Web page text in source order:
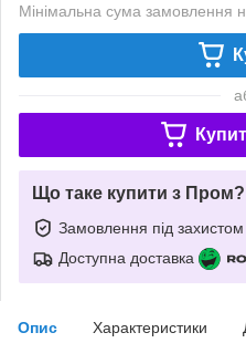
Мінімальна сума замовлення
Що таке купити з Пром?
Замовлення під захистом
Доступна доставка
Опис Характеристики